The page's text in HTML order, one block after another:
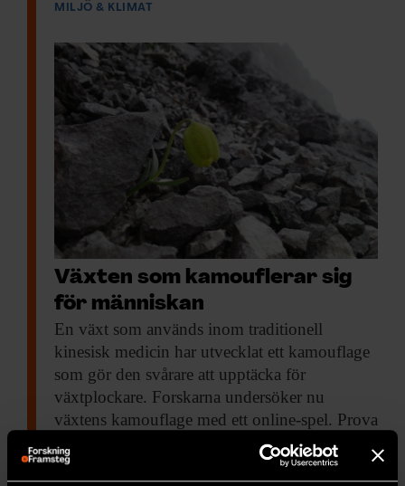
MILJÖ & KLIMAT
Växten som kamouflerar sig
för människan
En växt som används inom traditionell
kinesisk medicin har utvecklat ett kamouflage
som gör den svårare att upptäcka för
växtplockare. Forskarna undersöker nu
växtens kamouflage med ett online-spel. Prova
spelet – du bidrar till forskningen!